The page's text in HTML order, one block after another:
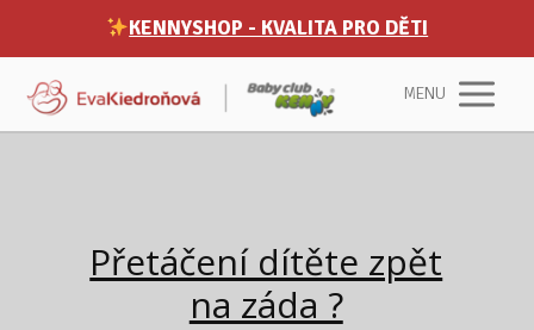
KENNYSHOP - KVALITA PRO DĚTI
MENU
Přetáčení dítěte zpět
na záda ?